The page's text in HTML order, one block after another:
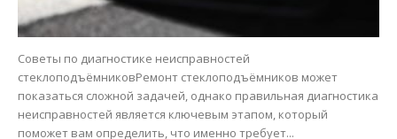
Советы по диагностике неисправностей
стеклоподъёмниковРемонт стеклоподъёмников может
показаться сложной задачей, однако правильная диагностика
неисправностей является ключевым этапом, который
поможет вам определить, что именно требует...